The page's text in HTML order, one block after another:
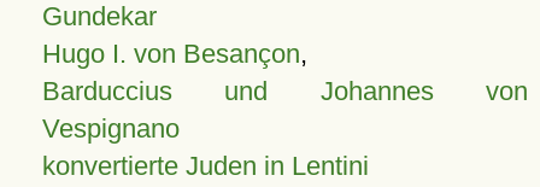
Gundekar
Hugo I. von Besançon,
Barduccius und Johannes von
Vespignano
konvertierte Juden in Lentini